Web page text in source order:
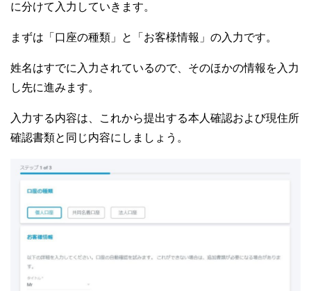
に分けて入力していきます。
まずは「口座の種類」と「お客様情報」の入力です。
姓名はすでに入力されているので、そのほかの情報を入力
し先に進みます。
入力する内容は、これから提出する本人確認および現住所
確認書類と同じ内容にしましょう。